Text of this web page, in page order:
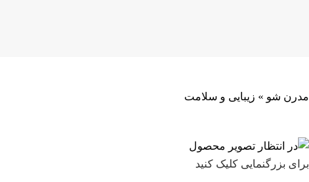
مدرن شو » زیبایی و سلامت
برای بزرگنمایی کلیک کنید